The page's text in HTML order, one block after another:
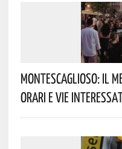
Montescaglioso: Il
Orari E Vie